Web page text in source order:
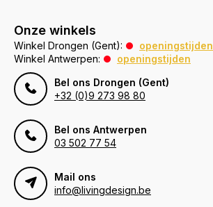
Onze winkels
Winkel Drongen (Gent):
openingstijden
Winkel Antwerpen:
openingstijden
Bel ons Drongen (Gent)
+32 (0)9 273 98 80
Bel ons Antwerpen
03 502 77 54
Mail ons
info@livingdesign.be